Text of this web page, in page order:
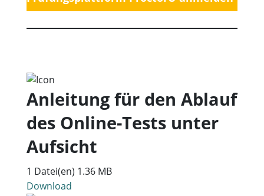
Anleitung für den Ablauf
des Online-Tests unter
Aufsicht
1 Datei(en) 1.36 MB
Download